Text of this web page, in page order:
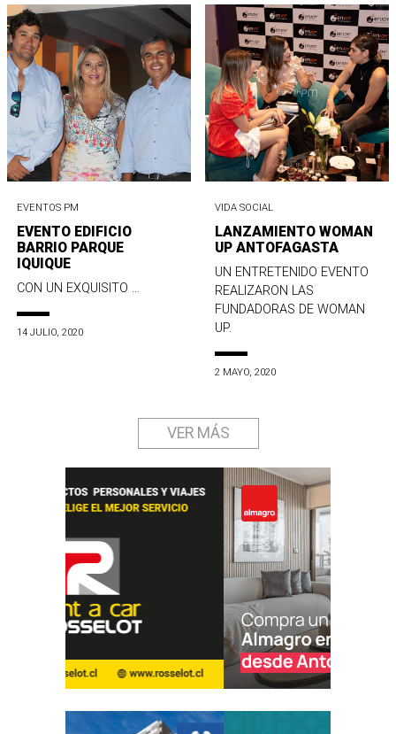
EVENTOS PM
EVENTO EDIFICIO
BARRIO PARQUE
IQUIQUE
CON UN EXQUISITO ...
14 JULIO, 2020
VIDA SOCIAL
LANZAMIENTO WOMAN
UP ANTOFAGASTA
UN ENTRETENIDO EVENTO
REALIZARON LAS
FUNDADORAS DE WOMAN
UP.
2 MAYO, 2020
VER MÁS